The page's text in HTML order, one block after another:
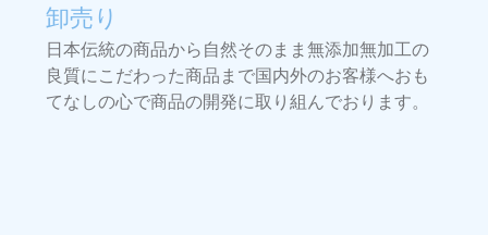
卸売り
日本伝統の商品から自然そのまま無添加無加工の
良質にこだわった商品まで国内外のお客様へおも
てなしの心で商品の開発に取り組んでおります。